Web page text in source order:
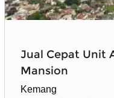
Jual Cepat Unit
Mansion
Kemang